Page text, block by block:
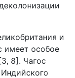
и
имеет особое
8]. Чагос